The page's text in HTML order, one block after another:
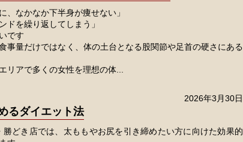
、なかなか下半身が痩せない」
ドを繰り返してしまう」
です
事量だけではなく、体の土台となる股関節や足首の硬さにある
リアで多くの女性を理想の体...
るダイエット法
2026年3月30日
どき店では、太ももやお尻を引き締めたい方に向けた効果的